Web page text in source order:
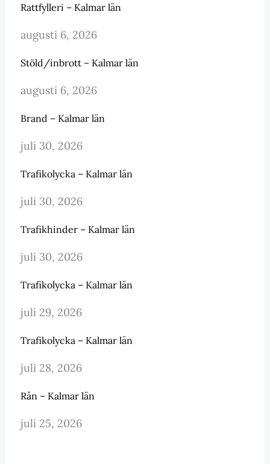
Rattfylleri – Kalmar län
augusti 6, 2026
Stöld/inbrott – Kalmar län
augusti 6, 2026
Brand – Kalmar län
juli 30, 2026
Trafikolycka – Kalmar län
juli 30, 2026
Trafikhinder – Kalmar län
juli 30, 2026
Trafikolycka – Kalmar län
juli 29, 2026
Trafikolycka – Kalmar län
juli 28, 2026
Rån – Kalmar län
juli 25, 2026